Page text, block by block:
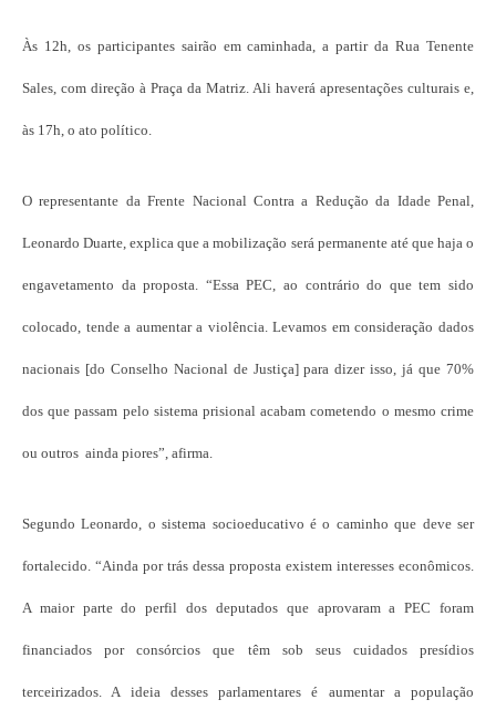
Às 12h, os participantes sairão em caminhada, a partir da Rua Tenente
Sales, com direção à Praça da Matriz. Ali haverá apresentações culturais e,
às 17h, o ato político.
O representante da Frente Nacional Contra a Redução da Idade Penal,
Leonardo Duarte, explica que a mobilização será permanente até que haja o
engavetamento da proposta. “Essa PEC, ao contrário do que tem sido
colocado, tende a aumentar a violência. Levamos em consideração dados
nacionais [do Conselho Nacional de Justiça] para dizer isso, já que 70%
dos que passam pelo sistema prisional acabam cometendo o mesmo crime
ou outros ainda piores”, afirma.
Segundo Leonardo, o sistema socioeducativo é o caminho que deve ser
fortalecido. “Ainda por trás dessa proposta existem interesses econômicos.
A maior parte do perfil dos deputados que aprovaram a PEC foram
financiados por consórcios que têm sob seus cuidados presídios
terceirizados. A ideia desses parlamentares é aumentar a população